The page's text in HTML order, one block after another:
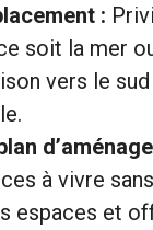
:
soit la mer
vers le sud
à vivre
espaces et